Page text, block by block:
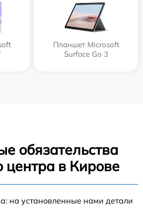
Планшет Microsoft
Surface Go 3
обязательства
центра в Кирове
на установленные нами детали